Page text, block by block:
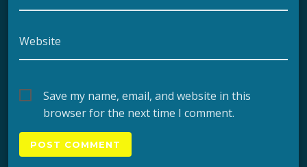
Website
Save my name, email, and website in this
browser for the next time I comment.